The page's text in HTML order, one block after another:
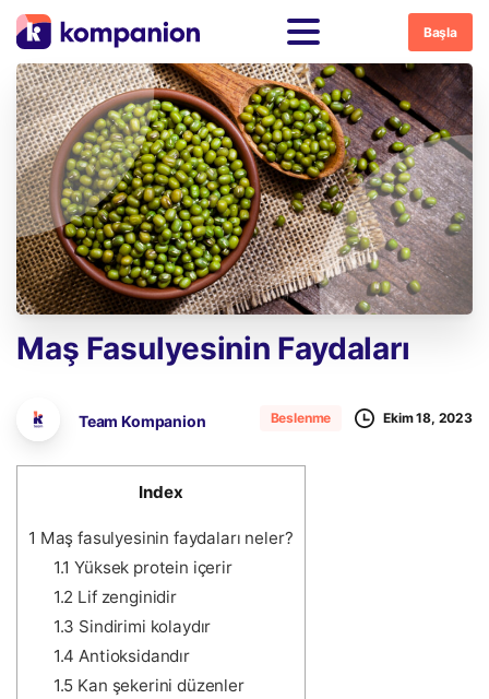
Başla
Maş Fasulyesinin Faydaları
Team Kompanion Beslenme Ekim 18, 2023
Index
1 Maş fasulyesinin faydaları neler?
1.1 Yüksek protein içerir
1.2 Lif zenginidir
1.3 Sindirimi kolaydır
1.4 Antioksidandır
1.5 Kan şekerini düzenler